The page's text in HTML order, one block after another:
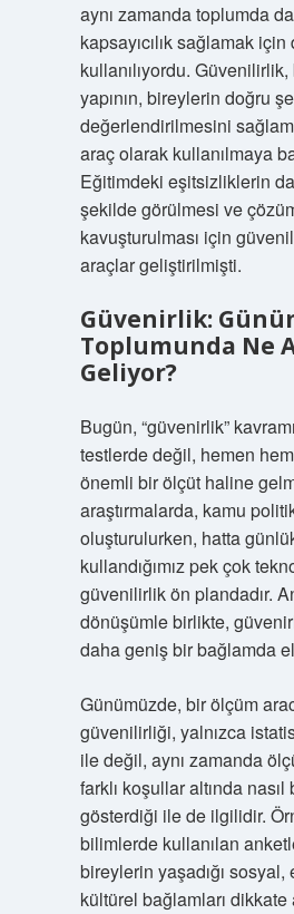
aynı zamanda toplumda
kapsayıcılık sağlamak için
kullanılıyordu.
yapının, bireylerin doğru
değerlendirilmesini
araç olarak kullanılmaya
Eğitimdeki eşitsizliklerin
şekilde görülmesi ve
kavuşturulması için
araçlar geliştirilmişti.
Güvenirlik:
Toplumunda Ne
Geliyor?
Bugün, “güvenirlik”
testlerde değil, hemen
önemli bir ölçüt haline
araştırmalarda, kamu
oluşturulurken, hatta
kullandığımız pek çok
güvenilirlik ön plandadır.
dönüşümle birlikte,
daha geniş bir bağlamda
Günümüzde, bir ölçüm
güvenilirliği, yalnızca
ile değil, aynı zamanda
farklı koşullar altında
gösterdiği ile de ilgilidir.
bilimlerde kullanılan
bireylerin yaşadığı
kültürel bağlamları